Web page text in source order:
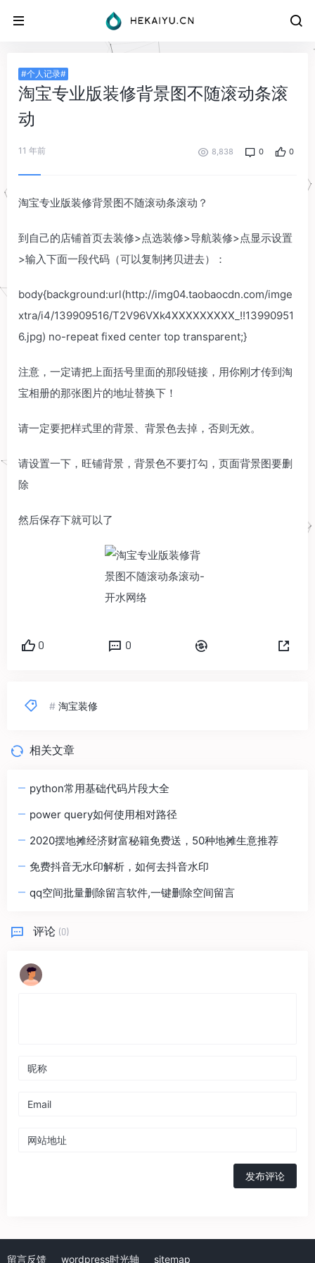
#个人记录#
淘宝专业版装修背景图不随滚动条滚
动
11 年前 8,838 0 0
淘宝专业版装修背景图不随滚动条滚动？
到自己的店铺首页去装修>点选装修>导航装修>点显示设置
>输入下面一段代码（可以复制拷贝进去）：
body{background:url(http://img04.taobaocdn.com/imge
xtra/i4/139909516/T2V96VXk4XXXXXXXXX_!!13990951
6.jpg) no-repeat fixed center top transparent;}
注意，一定请把上面括号里面的那段链接，用你刚才传到淘
宝相册的那张图片的地址替换下！
请一定要把样式里的背景、背景色去掉，否则无效。
请设置一下，旺铺背景，背景色不要打勾，页面背景图要删
除
然后保存下就可以了
0 0
# 淘宝装修
相关文章
python常用基础代码片段大全
power query如何使用相对路径
2020摆地摊经济财富秘籍免费送，50种地摊生意推荐
免费抖音无水印解析，如何去抖音水印
qq空间批量删除留言软件,一键删除空间留言
评论 (0)
发布评论
留言反馈 wordpress时光轴 sitemap